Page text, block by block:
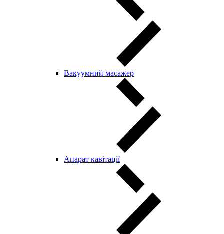
Вакуумний масажер
Aпарат кавітації